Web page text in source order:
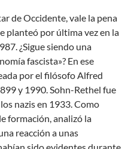
de Occidente, vale la pena
planteó por última vez en la
¿Sigue siendo una
fascista»? En ese
por el filósofo Alfred
y 1990. Sohn-Rethel fue
nazis en 1933. Como
formación, analizó la
reacción a unas